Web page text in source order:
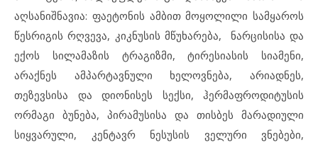
აღსანიშნავია: ფაეტონის ამბით მოყოლილი სამყაროს
წესრიგის რღვევა, კიკნუსის მწუხარება, ნარცისისა და
ექოს სილამაზის ტრაგიზმი, ტირესიასის სიამენი,
არაქნეს ამპარტავნული ხელოვნება, არიადნეს,
თეზევსისა და დიონისეს სექსი, ჰერმაფროდიტუსის
ორმაგი ბუნება, პირამუსისა და თისბეს მარადიული
სიყვარული, კენტავრ ნესუსის ველური ვნებები,